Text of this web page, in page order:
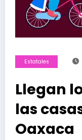
Estatales
Llegan
las
Oaxaca